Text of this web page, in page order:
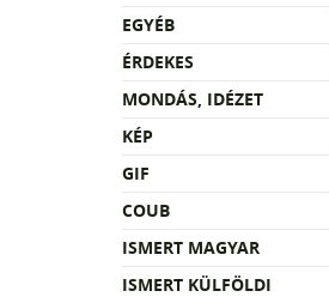
EGYÉB
ÉRDEKES
MONDÁS, IDÉZET
KÉP
GIF
COUB
ISMERT MAGYAR
ISMERT KÜLFÖLDI